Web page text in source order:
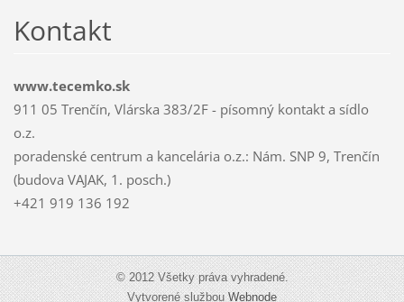
Kontakt
www.tecemko.sk
911 05 Trenčín, Vlárska 383/2F - písomný kontakt a sídlo
o.z.
poradenské centrum a kancelária o.z.: Nám. SNP 9, Trenčín
(budova VAJAK, 1. posch.)
+421 919 136 192
© 2012 Všetky práva vyhradené.
Vytvorené službouWebnode